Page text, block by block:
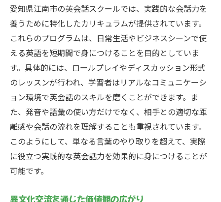
愛知県江南市の英会話スクールでは、実践的な会話力を
養うために特化したカリキュラムが提供されています。
これらのプログラムは、日常生活やビジネスシーンで使
える英語を短期間で身につけることを目的としていま
す。具体的には、ロールプレイやディスカッション形式
のレッスンが行われ、学習者はリアルなコミュニケーシ
ョン環境で英会話のスキルを磨くことができます。ま
た、発音や語彙の使い方だけでなく、相手との適切な距
離感や会話の流れを理解することも重視されています。
このようにして、単なる言葉のやり取りを超えて、実際
に役立つ実践的な英会話力を効果的に身につけることが
可能です。
異文化交流を通じた価値観の広がり